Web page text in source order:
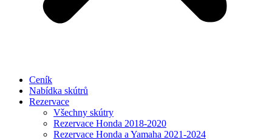
Ceník
Nabídka skútrů
Rezervace
Všechny skútry
Rezervace Honda 2018-2020
Rezervace Honda a Yamaha 2021-2024